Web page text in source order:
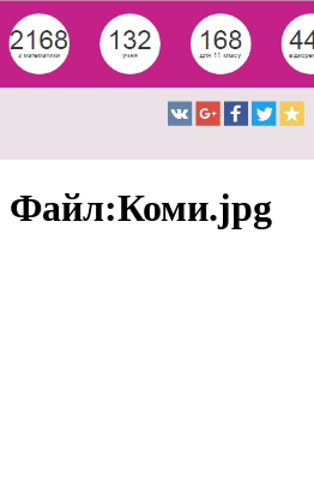
Файл:Коми.jpg